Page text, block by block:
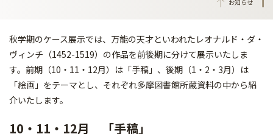
お知らせ
秋学期のケース展示では、万能の天才といわれたレオナルド・ダ・
ヴィンチ（1452-1519）の作品を前後期に分けて展示いたしま
す。前期（10・11・12月）は「手稿」、後期（1・2・3月）は
「絵画」をテーマとし、それぞれ多摩図書館所蔵資料の中から紹
介いたします。
10・11・12月 「手稿」